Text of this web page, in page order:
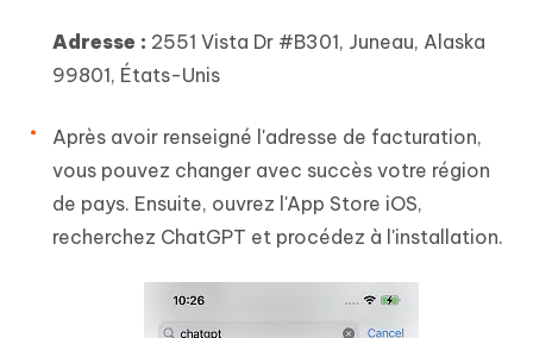
Adresse : 2551 Vista Dr #B301, Juneau, Alaska
99801, États-Unis
Après avoir renseigné l'adresse de facturation,
vous pouvez changer avec succès votre région
de pays. Ensuite, ouvrez l'App Store iOS,
recherchez ChatGPT et procédez à l'installation.